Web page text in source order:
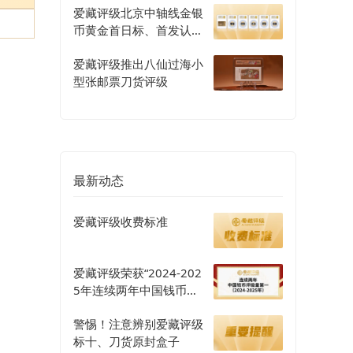
爱藏评级北京中轴线金银
币黄金首日标、首发认证
爱藏评级推出八仙过海小
型张邮票刀货评级
最新动态
爱藏评级收费标准
爱藏评级荣获“2024-202
5年连续两年中国钱币评
警惕！注意辨别爱藏评级
标十、刀货原封盒子